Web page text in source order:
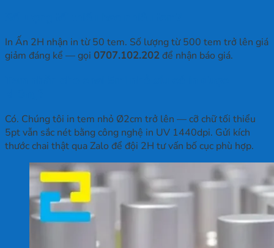
In Ấn 2H nhận in từ 50 tem. Số lượng từ 500 tem trở lên giá
giảm đáng kể — gọi 0707.102.202để nhận báo giá.
Có. Chúng tôi in tem nhỏ Ø2cm trở lên — cỡ chữ tối thiểu
5pt vẫn sắc nét bằng công nghệ in UV 1440dpi. Gửi kích
thước chai thật qua Zalo để đội 2H tư vấn bố cục phù hợp.